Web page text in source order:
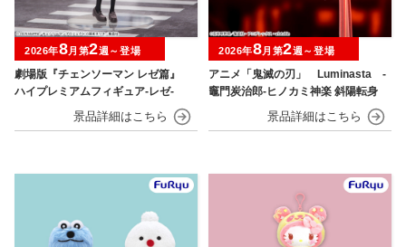
劇場版『チェンソーマン レゼ篇』
ハイプレミアムフィギュア‐レゼ‐
2026年8月第2週～登場
アニメ「鬼滅の刃」 Luminasta ‐
竈門炭治郎‐ヒノカミ神楽 斜陽転身
2026年8月第2週～登場